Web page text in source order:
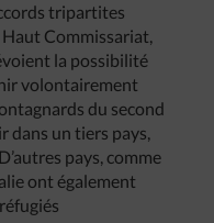
tripartites
Commissariat,
la possibilité
volontairement
du second
dans un tiers pays,
pays, comme
ont également